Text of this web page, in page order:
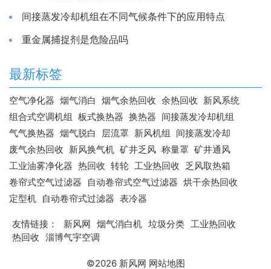
间接蒸发冷却机组在不同气候条件下的应用特点
重金属捕捉剂是危险品吗
最新标签
空气净化器 烟气消白 烟气余热回收 余热回收 新风系统
组合式空调机组 板式换热器 换热器 间接蒸发冷却机组
气气换热器 烟气脱白 层流罩 新风机组
间接蒸发冷却
废气余热回收 新风换气机 矿井乏风 称量罩 矿井通风
工业油雾净化器 热回收 转轮 工业热回收 乏风取热箱
卷帘式空气过滤器
自动卷帘式空气过滤器 烘干余热回收
定型机 自动卷帘式过滤器 表冷器
友情链接： 新风网 烟气消白机 垃圾分类 工业热回收
热回收 淄博气宇空调
©2026 新风网 网站地图